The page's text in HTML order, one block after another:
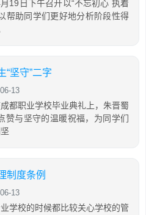
19日下午召开以“不忘初心 执着
帮助同学们更好地分析阶段性得
“坚守”二字
13
都职业学校毕业典礼上，朱晋蜀
赞与坚守的温暖祝福，为同学们
制度条例
13
学校的时候都比较关心学校的管